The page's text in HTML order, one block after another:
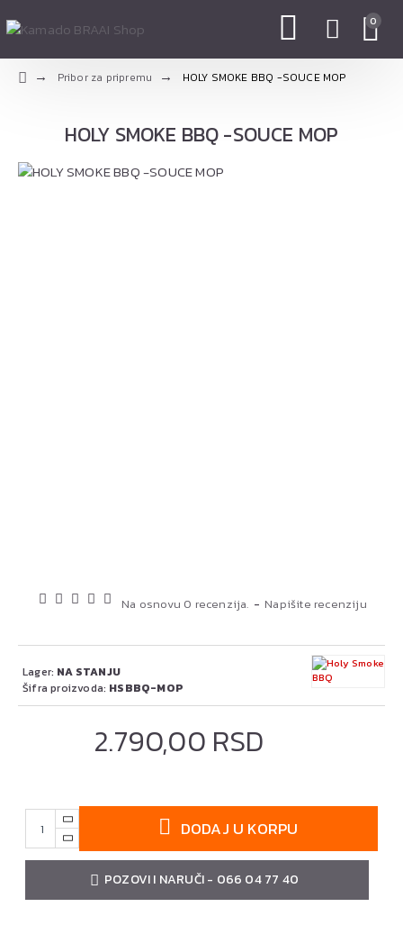
0
Pribor za pripremu HOLY SMOKE BBQ -SOUCE MOP
HOLY SMOKE BBQ -SOUCE MOP
Na osnovu 0 recenzija. - Napišite recenziju
2.790,00 RSD
Lager: NA STANJU
Šifra proizvoda: HSBBQ-MOP
DODAJ U KORPU
POZOVI I NARUČI - 066 04 77 40